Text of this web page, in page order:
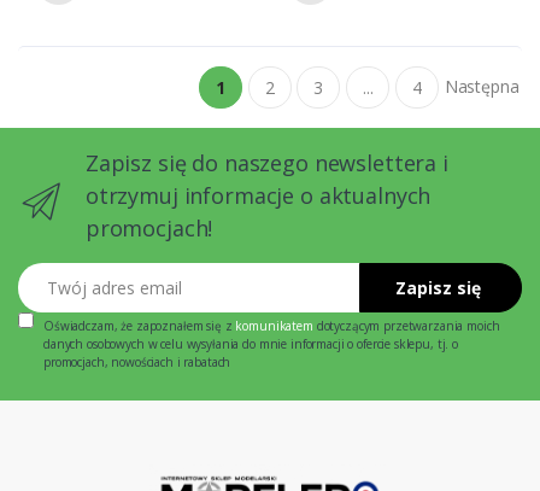
1 2 3 ... 4 Następna
Zapisz się do naszego newslettera i
otrzymuj informacje o aktualnych
promocjach!
Twój adres email
Zapisz się
Oświadczam, że zapoznałem się z komunikatem dotyczącym przetwarzania moich
danych osobowych w celu wysyłania do mnie informacji o ofercie sklepu, tj. o
promocjach, nowościach i rabatach